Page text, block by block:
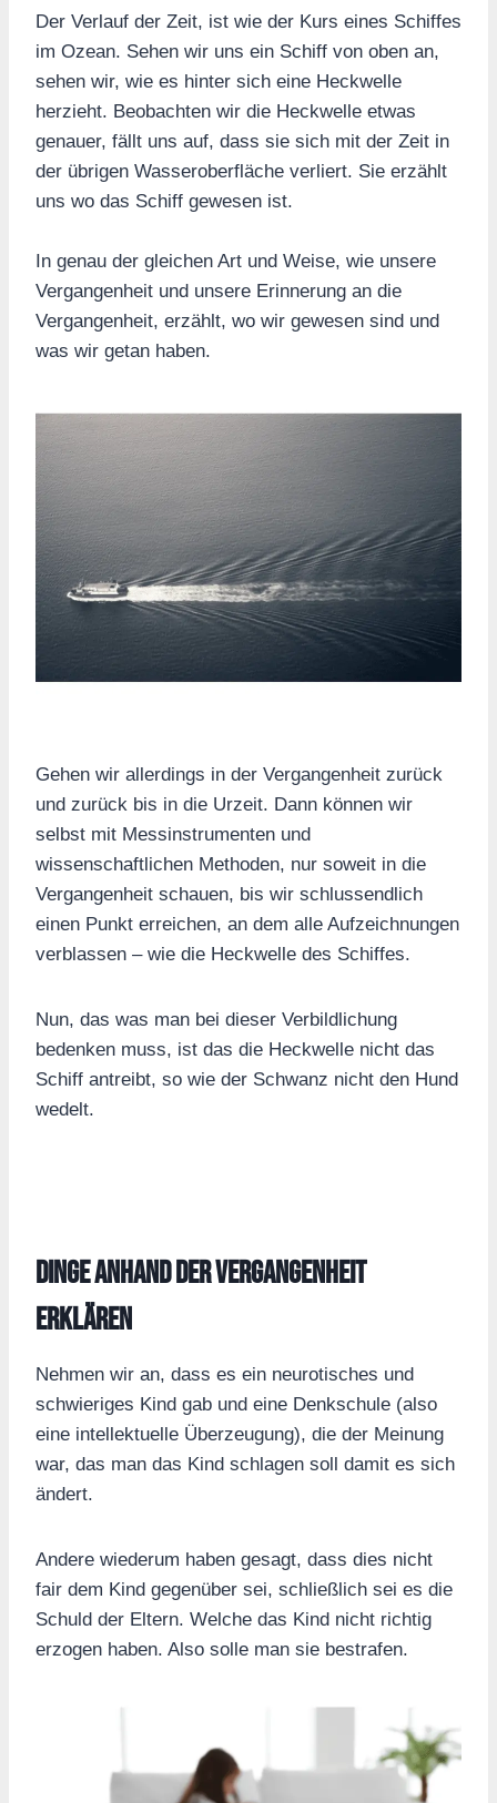
Der Verlauf der Zeit, ist wie der Kurs eines Schiffes
im Ozean. Sehen wir uns ein Schiff von oben an,
sehen wir, wie es hinter sich eine Heckwelle
herzieht. Beobachten wir die Heckwelle etwas
genauer, fällt uns auf, dass sie sich mit der Zeit in
der übrigen Wasseroberfläche verliert. Sie erzählt
uns wo das Schiff gewesen ist.
In genau der gleichen Art und Weise, wie unsere
Vergangenheit und unsere Erinnerung an die
Vergangenheit, erzählt, wo wir gewesen sind und
was wir getan haben.
Gehen wir allerdings in der Vergangenheit zurück
und zurück bis in die Urzeit. Dann können wir
selbst mit Messinstrumenten und
wissenschaftlichen Methoden, nur soweit in die
Vergangenheit schauen, bis wir schlussendlich
einen Punkt erreichen, an dem alle Aufzeichnungen
verblassen – wie die Heckwelle des Schiffes.
Nun, das was man bei dieser Verbildlichung
bedenken muss, ist das die Heckwelle nicht das
Schiff antreibt, so wie der Schwanz nicht den Hund
wedelt.
Dinge anhand der Vergangenheit
erklären
Nehmen wir an, dass es ein neurotisches und
schwieriges Kind gab und eine Denkschule (also
eine intellektuelle Überzeugung), die der Meinung
war, das man das Kind schlagen soll damit es sich
ändert.
Andere wiederum haben gesagt, dass dies nicht
fair dem Kind gegenüber sei, schließlich sei es die
Schuld der Eltern. Welche das Kind nicht richtig
erzogen haben. Also solle man sie bestrafen.